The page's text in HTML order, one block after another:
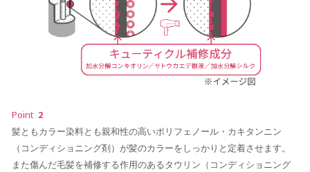
Point 2
髪ともカラー染料とも親和性の高いポリフェノール・カキタンニン
（コンディショニング剤）が髪のカラーをしっかりと定着させます。
また傷んだ毛髪を補修する作用のあるタウリン（コンディショニング